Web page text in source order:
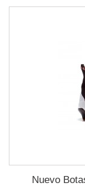
Nuevo